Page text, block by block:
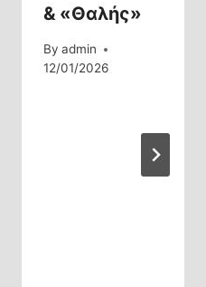
& «Θαλής»
By admin
12/01/2026